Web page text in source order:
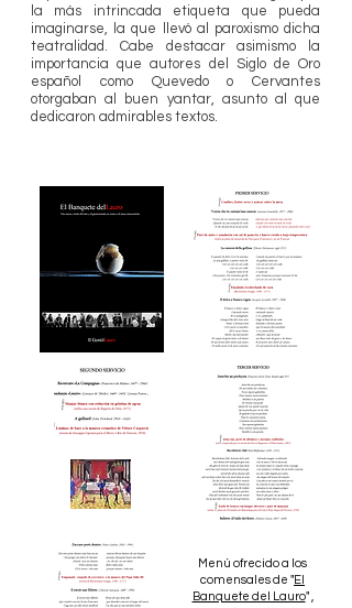
la más intrincada etiqueta que pueda
imaginarse, la que llevó al paroxismo dicha
teatralidad. Cabe destacar asimismo la
importancia que autores del Siglo de Oro
español como Quevedo o Cervantes
otorgaban al buen yantar, asunto al que
dedicaron admirables textos.​​
Menú ofrecido a los
comensales de "El
Banquete del Lauro" ,